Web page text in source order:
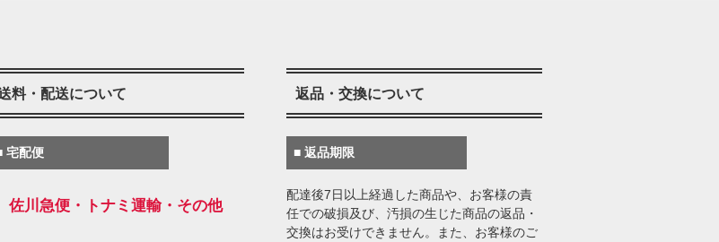
料・配送について
宅配便
佐川急便・トナミ運輸・その他
返品・交換について
■ 返品期限
配達後7日以上経過した商品や、お客様の責
任での破損及び、汚損の生じた商品の返品・
交換はお受けできません。また、お客様のご